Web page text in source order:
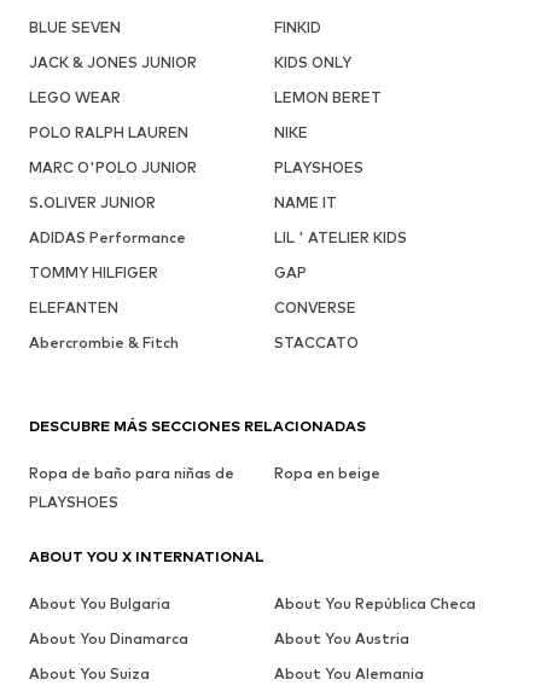
BLUE SEVEN
FINKID
JACK & JONES JUNIOR
KIDS ONLY
LEGO WEAR
LEMON BERET
POLO RALPH LAUREN
NIKE
MARC O'POLO JUNIOR
PLAYSHOES
S.OLIVER JUNIOR
NAME IT
ADIDAS Performance
LIL ' ATELIER KIDS
TOMMY HILFIGER
GAP
ELEFANTEN
CONVERSE
Abercrombie & Fitch
STACCATO
DESCUBRE MÁS SECCIONES RELACIONADAS
Ropa de baño para niñas de
PLAYSHOES
Ropa en beige
ABOUT YOU X INTERNATIONAL
About You Bulgaria
About You República Checa
About You Dinamarca
About You Austria
About You Suiza
About You Alemania